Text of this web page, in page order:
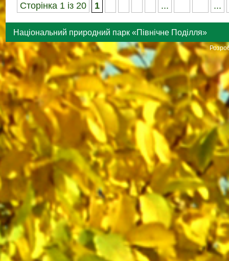
Сторінка 1 із 20 1 ... ...
Національний природний парк «Північне Поділля»